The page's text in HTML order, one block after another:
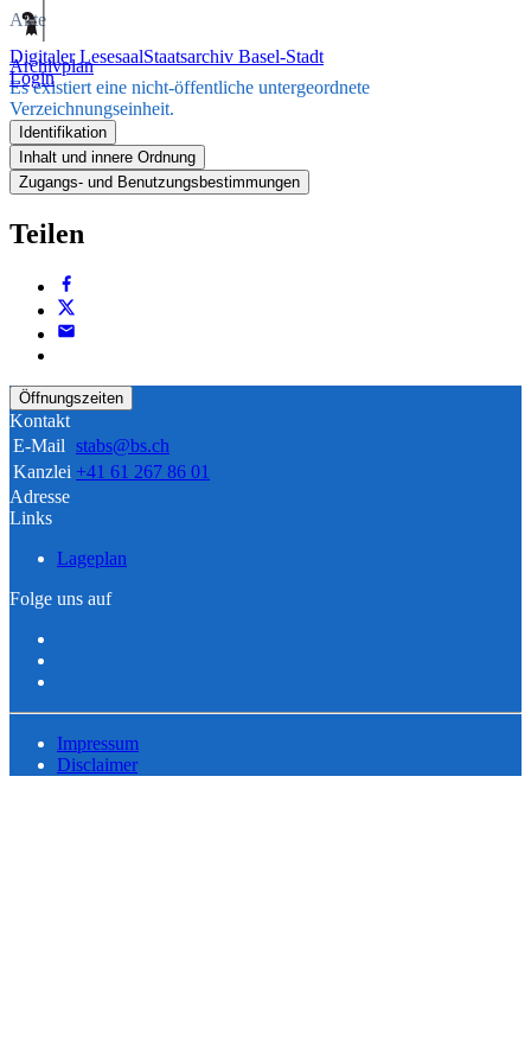
Digitaler LesesaalStaatsarchiv Basel-Stadt
Login
Akte
Archivplan
Es existiert eine nicht-öffentliche untergeordnete
Verzeichnungseinheit.
Identifikation
Inhalt und innere Ordnung
Zugangs- und Benutzungsbestimmungen
Teilen
Öffnungszeiten
Kontakt
E-Mail stabs@bs.ch
Kanzlei +41 61 267 86 01
Adresse
Links
Lageplan
Folge uns auf
Impressum
Disclaimer